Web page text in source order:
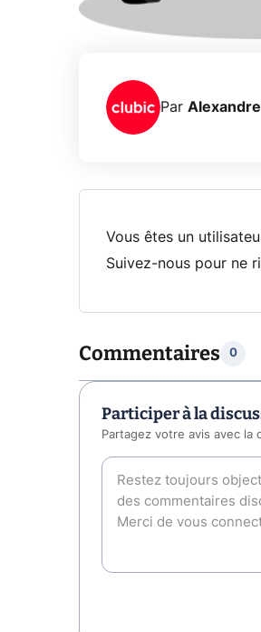
Par
Vous êtes un
Suivez-nous pour ne
Commentaires 0
Participer à la
Partagez votre avis avec la